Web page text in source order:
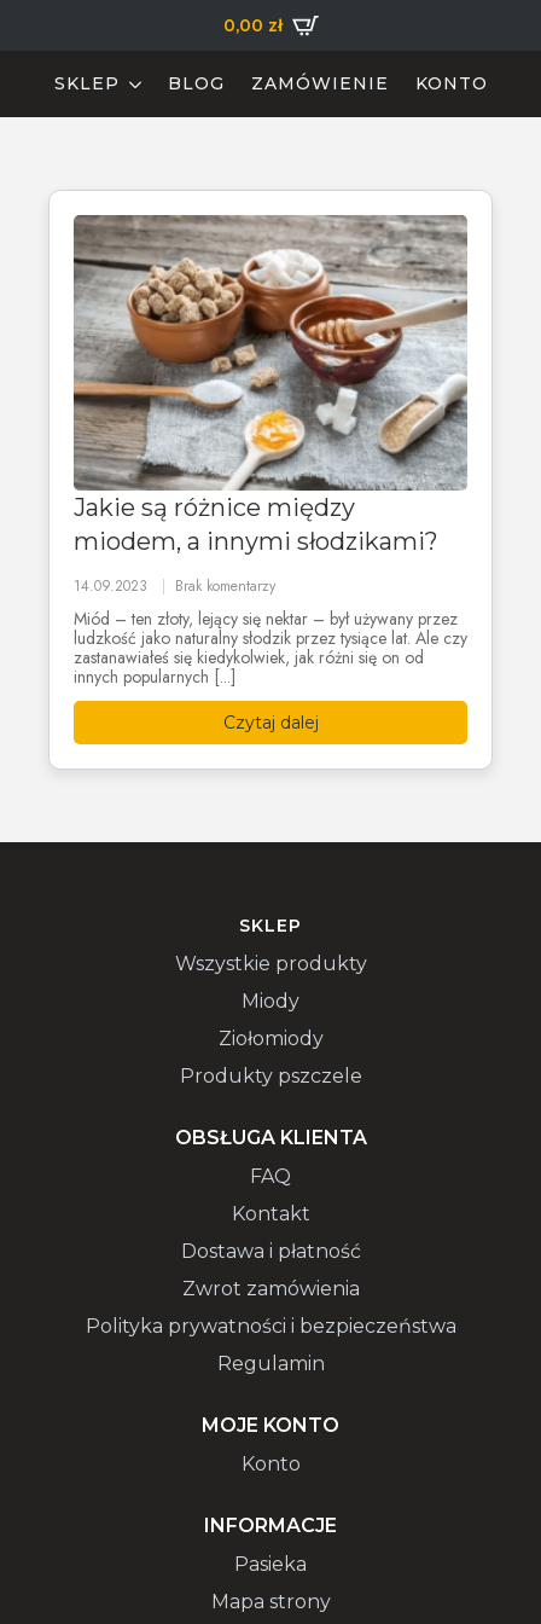
0,00 zł
SKLEP BLOG ZAMÓWIENIE KONTO
Jakie są różnice między
miodem, a innymi słodzikami?
14.09.2023 Brak komentarzy
Miód – ten złoty, lejący się nektar – był używany przez
ludzkość jako naturalny słodzik przez tysiące lat. Ale czy
zastanawiałeś się kiedykolwiek, jak różni się on od
innych popularnych [...]
Czytaj dalej
SKLEP
Wszystkie produkty
Miody
Ziołomiody
Produkty pszczele
OBSŁUGA KLIENTA
FAQ
Kontakt
Dostawa i płatność
Zwrot zamówienia
Polityka prywatności i bezpieczeństwa
Regulamin
MOJE KONTO
Konto
INFORMACJE
Pasieka
Mapa strony